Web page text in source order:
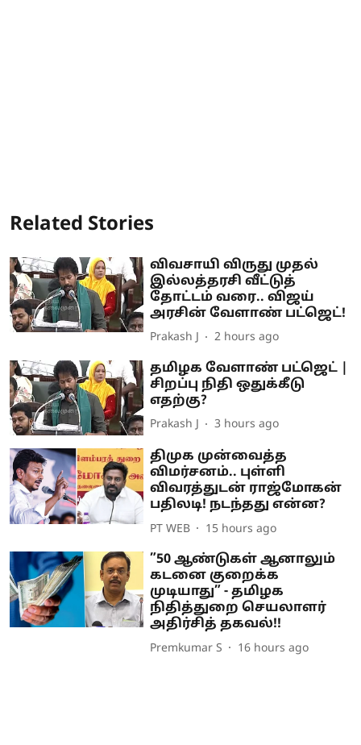
Related Stories
விவசாயி விருது முதல்
இல்லத்தரசி வீட்டுத்
தோட்டம் வரை.. விஜய்
அரசின் வேளாண் பட்ஜெட்!
Prakash J 2 hours ago
தமிழக வேளாண் பட்ஜெட் |
சிறப்பு நிதி ஒதுக்கீடு
எதற்கு?
Prakash J 3 hours ago
திமுக முன்வைத்த
விமர்சனம்.. புள்ளி
விவரத்துடன் ராஜ்மோகன்
பதிலடி! நடந்தது என்ன?
PT WEB 15 hours ago
”50 ஆண்டுகள் ஆனாலும்
கடனை குறைக்க
முடியாது” - தமிழக
நிதித்துறை செயலாளர்
அதிர்சித் தகவல்!!
Premkumar S 16 hours ago